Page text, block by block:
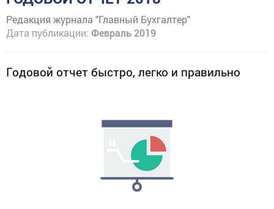
Редакция журнала "Главный Бухгалтер"
Дата публикации: Февраль 2019
Годовой отчет быстро, легко и правильно